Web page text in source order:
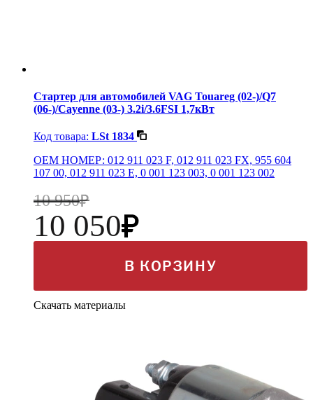
Стартер для автомобилей VAG Touareg (02-)/Q7
(06-)/Cayenne (03-) 3.2i/3.6FSI 1,7кВт
Код товара: LSt 1834
OEM НОМЕР: 012 911 023 F, 012 911 023 FX, 955 604
107 00, 012 911 023 E, 0 001 123 003, 0 001 123 002
10 950
10 050
В КОРЗИНУ
Скачать материалы